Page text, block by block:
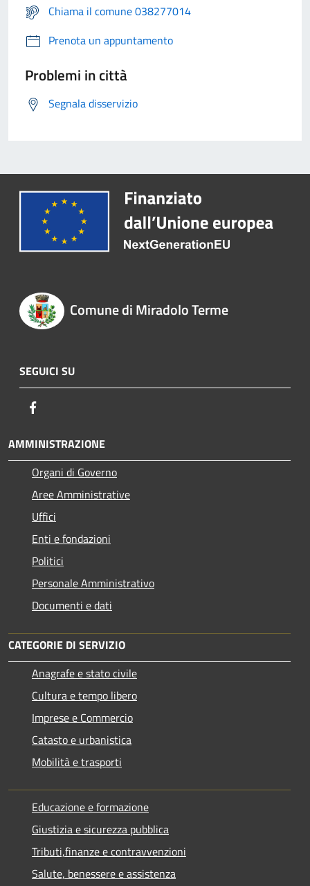
Chiama il comune 038277014
Prenota un appuntamento
Problemi in città
Segnala disservizio
Comune di Miradolo Terme
SEGUICI SU
AMMINISTRAZIONE
Organi di Governo
Aree Amministrative
Uffici
Enti e fondazioni
Politici
Personale Amministrativo
Documenti e dati
CATEGORIE DI SERVIZIO
Anagrafe e stato civile
Cultura e tempo libero
Imprese e Commercio
Catasto e urbanistica
Mobilità e trasporti
Educazione e formazione
Giustizia e sicurezza pubblica
Tributi,finanze e contravvenzioni
Salute, benessere e assistenza